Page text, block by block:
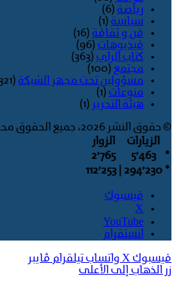
رياضة (6)
سياسة (1)
فن و ثقافة (16)
فيديوهات (96)
كتاب الراي (363)
مجتمع (100)
مسؤولين تحت مجهر الشبكة (321)
منوعات (1)
هيئة التحرير (1)
© حقوق النشر 2026، جميع الحقوق محفوظة |
الزيارات
الزوار
*
5٬463
2٬765
* 294٬230
فيسبوك
‫X
‫YouTube
انستقرام
فيسبوك‫X واتساب تيلقرام ڤايبر
زر الذهاب إلى الأعلى